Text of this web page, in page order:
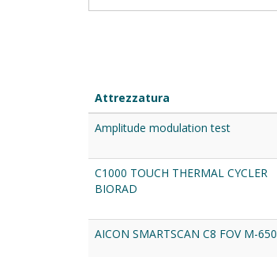
Attrezzatura
Amplitude modulation test
C1000 TOUCH THERMAL CYCLER
BIORAD
AICON SMARTSCAN C8 FOV M-650